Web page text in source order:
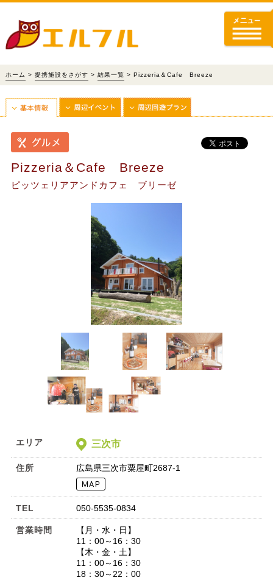
ホーム > 提携施設をさがす > 結果一覧 > Pizzeria＆Cafe Breeze
Pizzeria＆Cafe Breeze
ピッツェリアアンドカフェ ブリーゼ
エリア 三次市
住所 広島県三次市粟屋町2687-1
TEL 050-5535-0834
営業時間
【月・水・日】
11：00～16：30
【木・金・土】
11：00～16：30
18：30～22：00